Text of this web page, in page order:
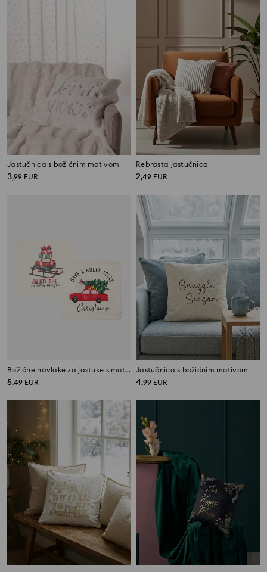
Jastučnica s božićnim motivom
3,99 EUR
Rebrasta jastučnica
2,49 EUR
Božićne navlake za jastuke s motivom darova i auta s božićnim drvcem (pakiranje 2)
5,49 EUR
Jastučnica s božićnim motivom
4,99 EUR